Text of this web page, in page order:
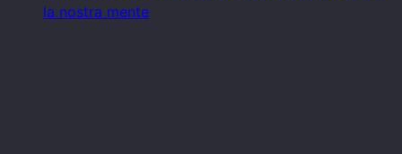
la nostra mente